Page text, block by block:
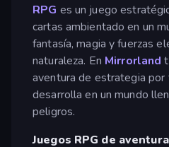
RPG es un juego
cartas ambientado en un
fantasía, magia y fuerzas
naturaleza. En Mirrorland
aventura de estrategia por
desarrolla en un mundo
peligros.
Juegos RPG de